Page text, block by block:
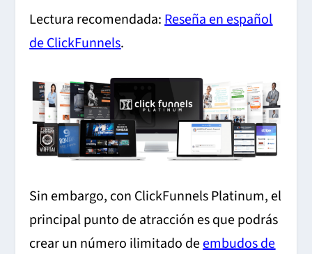
Lectura recomendada:Reseña en español
de ClickFunnels.
Sin embargo, con ClickFunnels Platinum, el
principal punto de atracción es que podrás
crear un número ilimitado deembudos de